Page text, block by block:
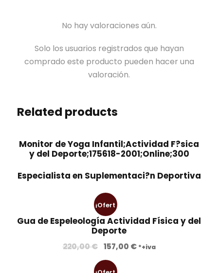
No hay valoraciones aún.
Solo los usuarios registrados que hayan
comprado este producto pueden hacer una
valoración.
Related products
Monitor de Yoga Infantil;Actividad F?sica
y del Deporte;175618-2001;Online;300
Especialista en Suplementaci?n Deportiva
¡Ofert
a!
Gua de Espeleología Actividad Física y del
Deporte
220,00€ E
l
p
157,00 €E*+iva